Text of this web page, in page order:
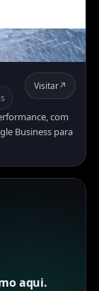
Visitar↗
com
Business para
aqui.